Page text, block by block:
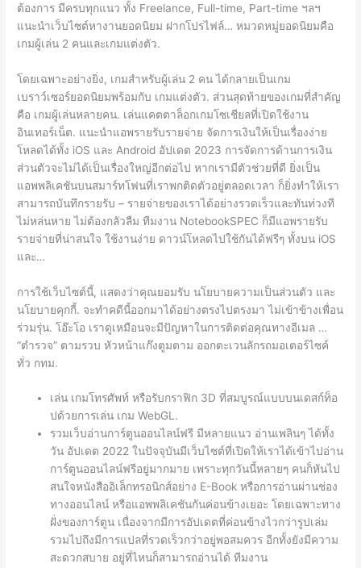
ต้องการ มีครบทุกแนว ทั้ง Freelance, Full-time, Part-time ฯลฯ
แนะนำเว็บไซต์หางานยอดนิยม ฝากโปรไฟล์… หมวดหมู่ยอดนิยมคือ
เกมผู้เล่น 2 คนและเกมแต่งตัว.
โดยเฉพาะอย่างยิ่ง, เกมสำหรับผู้เล่น 2 คน ได้กลายเป็นเกม
เบราว์เซอร์ยอดนิยมพร้อมกับ เกมแต่งตัว. ส่วนสุดท้ายของเกมที่สำคัญ
คือ เกมผู้เล่นหลายคน. เล่นแคตตาล็อกเกมโซเชียลที่เปิดใช้งาน
อินเทอร์เน็ต. แนะนำแอพรายรับรายจ่าย จัดการเงินให้เป็นเรื่องง่าย
โหลดได้ทั้ง iOS และ Android อัปเดต 2023 การจัดการด้านการเงิน
ส่วนตัวจะไม่ได้เป็นเรื่องใหญ่อีกต่อไป หากเรามีตัวช่วยที่ดี ยิ่งเป็น
แอพพลิเคชันบนสมาร์ทโฟนที่เราพกติดตัวอยู่ตลอดเวลา ก็ยิ่งทำให้เรา
สามารถบันทึกรายรับ – รายจ่ายของเราได้อย่างรวดเร็วและทันท่วงที
ไม่หล่นหาย ไม่ต้องกลัวลืม ทีมงาน NotebookSPEC ก็มีแอพรายรับ
รายจ่ายที่น่าสนใจ ใช้งานง่าย ดาวน์โหลดไปใช้กันได้ฟรีๆ ทั้งบน iOS
และ…
การใช้เว็บไซต์นี้, แสดงว่าคุณยอมรับ นโยบายความเป็นส่วนตัว และ
นโยบายคุกกี้. จะทำคดีนี้ออกมาได้อย่างตรงไปตรงมา ไม่เข้าข้างเพื่อน
ร่วมรุ่น. โอ๊ะโอ เราดูเหมือนจะมีปัญหาในการติดต่อคุณทางอีเมล …
“ตำรวจ” ตามรวบ หัวหน้าแก๊งตูมตาม ออกตะเวนลักรถมอเตอร์ไซค์
ทั่ว กทม.
เล่น เกมโทรศัพท์ หรือรับกราฟิก 3D ที่สมบูรณ์แบบบนเดสก์ท็อ
ปด้วยการเล่น เกม WebGL.
รวมเว็บอ่านการ์ตูนออนไลน์ฟรี มีหลายแนว อ่านเพลินๆ ได้ทั้ง
วัน อัปเดต 2022 ในปัจจุบันมีเว็บไซต์ที่เปิดให้เราได้เข้าไปอ่าน
การ์ตูนออนไลน์ฟรีอยู่มากมาย เพราะทุกวันนี้หลายๆ คนก็หันไป
สนใจหนังสืออิเล็กทรอนิกส์อย่าง E-Book หรือการอ่านผ่านช่อง
ทางออนไลน์ หรือแอพพลิเคชันกันค่อนข้างเยอะ โดยเฉพาะทาง
ฝั่งของการ์ตูน เนื่องจากมีการอัปเดตที่ค่อนข้างไวกว่ารูปเล่ม
รวมไปถึงมีการแปลที่รวดเร็วกว่าอยู่พอสมควร อีกทั้งยังมีความ
สะดวกสบาย อยู่ที่ไหนก็สามารถอ่านได้ ทีมงาน